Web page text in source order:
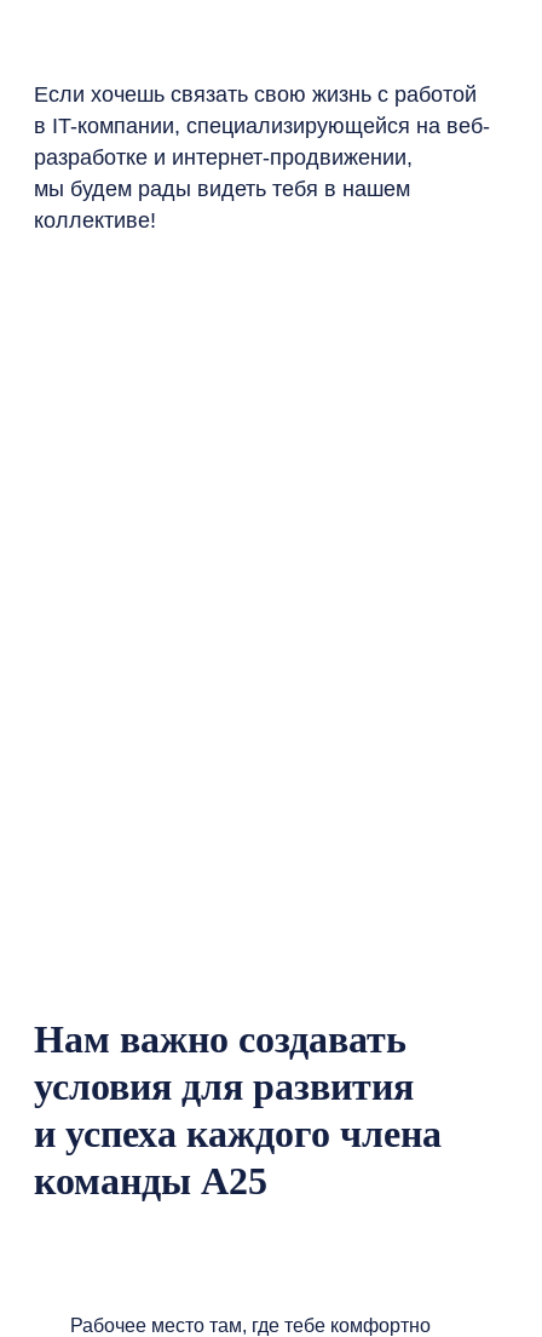
Если хочешь связать свою жизнь с работой
в IT-компании, специализирующейся на веб-
разработке и интернет-продвижении,
мы будем рады видеть тебя в нашем
коллективе!
Нам важно создавать
условия для развития
и успеха каждого члена
команды А25
Рабочее место там, где тебе комфортно